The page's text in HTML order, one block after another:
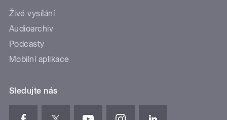
Živé vysílání
Audioarchiv
Podcasty
Mobilní aplikace
Sledujte nás